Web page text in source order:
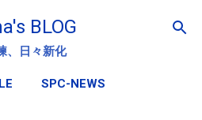
ン コンテンツに移動
BLOG
、日々新化
SPC-NEWS